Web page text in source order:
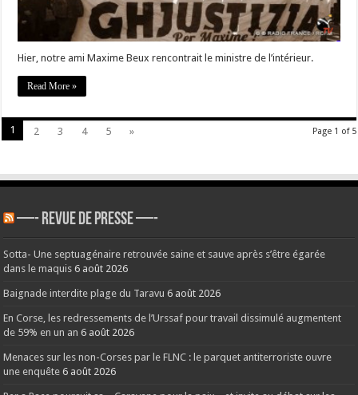
Hier, notre ami Maxime Beux rencontrait le ministre de l’intérieur.
Read More »
Page 1 of 5
1 2 3 4 5 »
—- REVUE DE PRESSE —-
Sotta- Une septuagénaire retrouvée saine et sauve après s’être égarée
dans le maquis 6 août 2026
Baignade interdite plage du Taravu 6 août 2026
En Corse, les redressements de l’Urssaf pour travail dissimulé augmentent
de 59% en un an 6 août 2026
Menaces sur les non-Corses par le FLNC : le parquet antiterroriste ouvre
une enquête 6 août 2026